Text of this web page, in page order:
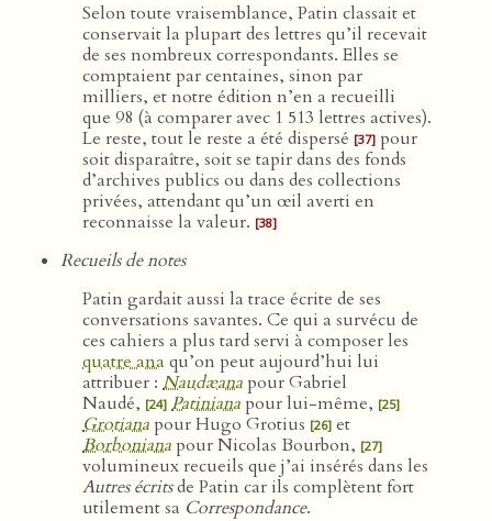
Selon toute vraisemblance, Patin classait et
conservait la plupart des lettres qu’il recevait
de ses nombreux correspondants. Elles se
comptaient par centaines, sinon par
milliers, et notre édition n’en a recueilli
que 98 (à comparer avec 1 513 lettres actives).
Le reste, tout le reste a été dispersé [37] pour
soit disparaître, soit se tapir dans des fonds
d’archives publics ou dans des collections
privées, attendant qu’un œil averti en
reconnaisse la valeur. [38]
Recueils de notes
Patin gardait aussi la trace écrite de ses
conversations savantes. Ce qui a survécu de
ces cahiers a plus tard servi à composer les
quatre ana qu’on peut aujourd’hui lui
attribuer : Naudæanapour Gabriel
Naudé, [24] Patinianapour lui-même, [25]
Grotianapour Hugo Grotius [26] et
Borbonianapour Nicolas Bourbon, [27]
volumineux recueils que j’ai insérés dans les
Autres écritsde Patin car ils complètent fort
utilement sa Correspondance.